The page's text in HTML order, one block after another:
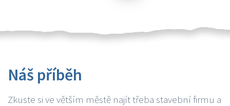
Náš příběh
Zkuste si ve větším městě najít třeba stavební firmu a